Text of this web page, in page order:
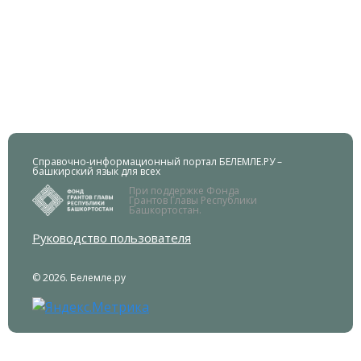
Справочно-информационный портал БЕЛЕМЛЕ.РУ –
башкирский язык для всех
При поддержке Фонда
Грантов Главы Республики
Башкортостан.
Руководство пользователя
© 2026. Белемле.ру